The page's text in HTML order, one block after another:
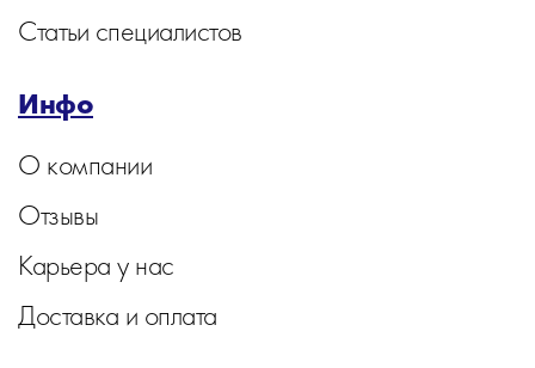
Статьи специалистов
Инфо
О компании
Отзывы
Карьера у нас
Доставка и оплата